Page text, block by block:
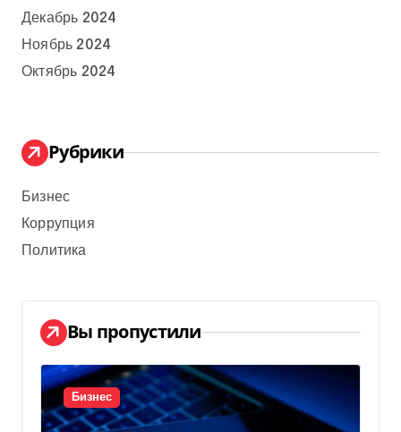
Декабрь 2024
Ноябрь 2024
Октябрь 2024
Рубрики
Бизнес
Коррупция
Политика
Вы пропустили
Бизнес